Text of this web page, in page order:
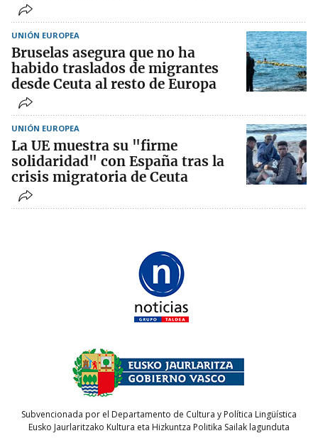
UNIÓN EUROPEA
Bruselas asegura que no ha
habido traslados de migrantes
desde Ceuta al resto de Europa
UNIÓN EUROPEA
La UE muestra su "firme
solidaridad" con España tras la
crisis migratoria de Ceuta
Subvencionada por el Departamento de Cultura y Política Lingüística
Eusko Jaurlaritzako Kultura eta Hizkuntza Politika Sailak lagunduta